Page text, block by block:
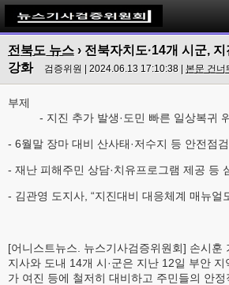
전북도 뉴스 › 전북자치도·14개 시군,
강화
검증위원 | 2024.06.13 17:10:38 | 본문 건너
부제
- 지진 추가 발생·도민 빠른 일상복귀
- 6월말 장마 대비 산사태·저수지 등 안전점
- 재난 피해주민 상담·치유프로그램 제공 등
- 김관영 도지사, “지진대비 대응체계 매뉴얼
[어니스트뉴스. 뉴스기사검증위원회] 손시훈
지사와 도내 14개 시·군은 지난 12일 부안
가 여진 등에 철저히 대비하고 주민들의 안